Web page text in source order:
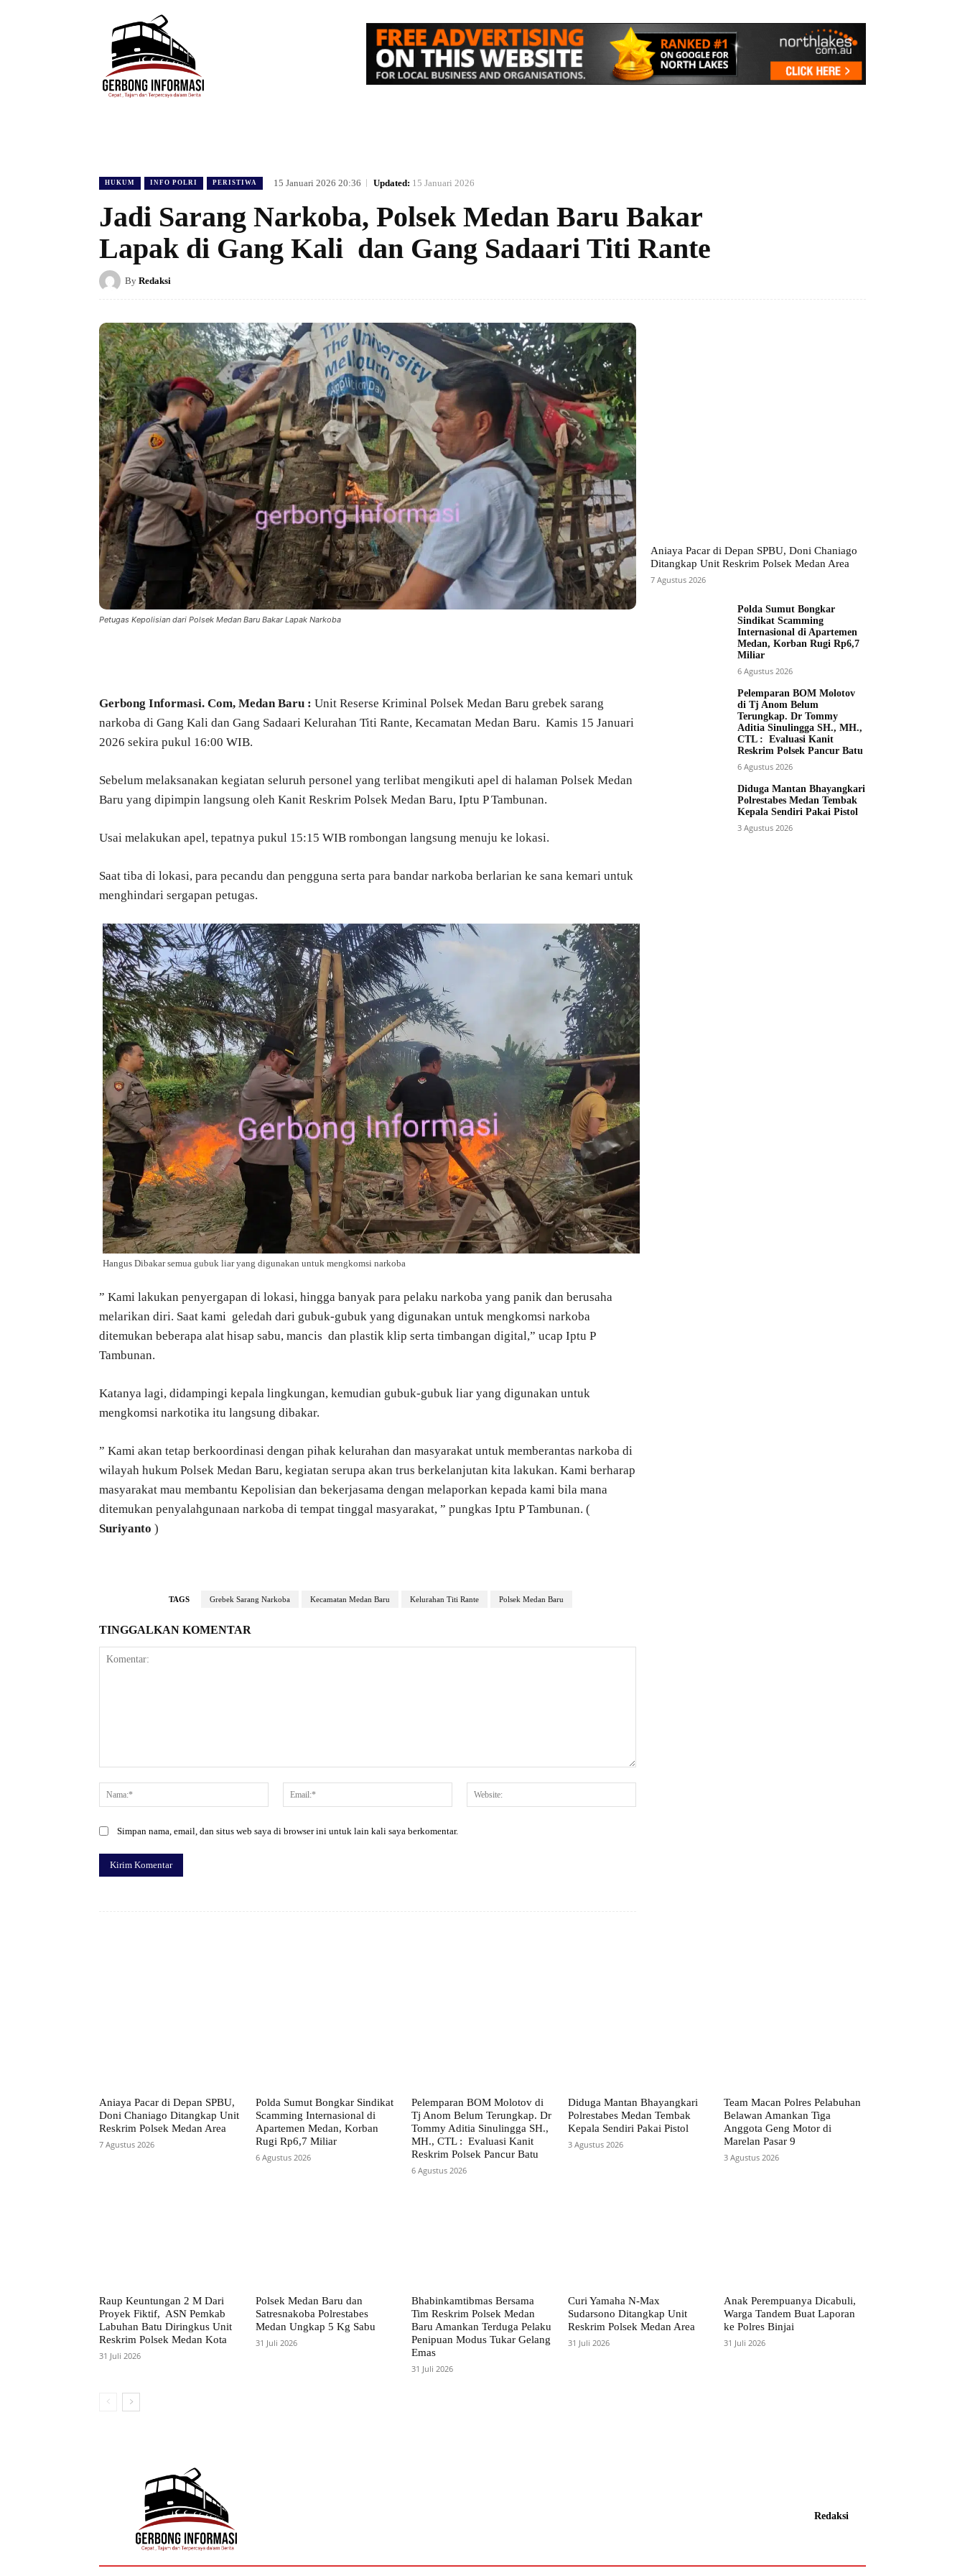
HUKUM INFO POLRI PERISTIWA 15 Januari 2026 20:36 Updated: 15 Januari 2026
Jadi Sarang Narkoba, Polsek Medan Baru Bakar
Lapak di Gang Kali dan Gang Sadaari Titi Rante
By Redaksi
Petugas Kepolisian dari Polsek Medan Baru Bakar Lapak Narkoba
Gerbong Informasi. Com, Medan Baru : Unit Reserse Kriminal Polsek Medan Baru grebek sarang
narkoba di Gang Kali dan Gang Sadaari Kelurahan Titi Rante, Kecamatan Medan Baru. Kamis 15 Januari
2026 sekira pukul 16:00 WIB.
Sebelum melaksanakan kegiatan seluruh personel yang terlibat mengikuti apel di halaman Polsek Medan
Baru yang dipimpin langsung oleh Kanit Reskrim Polsek Medan Baru, Iptu P Tambunan.
Usai melakukan apel, tepatnya pukul 15:15 WIB rombongan langsung menuju ke lokasi.
Saat tiba di lokasi, para pecandu dan pengguna serta para bandar narkoba berlarian ke sana kemari untuk
menghindari sergapan petugas.
Hangus Dibakar semua gubuk liar yang digunakan untuk mengkomsi narkoba
” Kami lakukan penyergapan di lokasi, hingga banyak para pelaku narkoba yang panik dan berusaha
melarikan diri. Saat kami geledah dari gubuk-gubuk yang digunakan untuk mengkomsi narkoba
ditemukan beberapa alat hisap sabu, mancis dan plastik klip serta timbangan digital,” ucap Iptu P
Tambunan.
Katanya lagi, didampingi kepala lingkungan, kemudian gubuk-gubuk liar yang digunakan untuk
mengkomsi narkotika itu langsung dibakar.
” Kami akan tetap berkoordinasi dengan pihak kelurahan dan masyarakat untuk memberantas narkoba di
wilayah hukum Polsek Medan Baru, kegiatan serupa akan trus berkelanjutan kita lakukan. Kami berharap
masyarakat mau membantu Kepolisian dan bekerjasama dengan melaporkan kepada kami bila mana
ditemukan penyalahgunaan narkoba di tempat tinggal masyarakat, ” pungkas Iptu P Tambunan. (
Suriyanto )
TAGS Grebek Sarang Narkoba Kecamatan Medan Baru Kelurahan Titi Rante Polsek Medan Baru
TINGGALKAN KOMENTAR
Nama:*
Email:*
Simpan nama, email, dan situs web saya di browser ini untuk lain kali saya berkomentar.
Aniaya Pacar di Depan SPBU, Doni Chaniago
Ditangkap Unit Reskrim Polsek Medan Area
7 Agustus 2026
Polda Sumut Bongkar
Sindikat Scamming
Internasional di Apartemen
Medan, Korban Rugi Rp6,7
Miliar
6 Agustus 2026
Pelemparan BOM Molotov
di Tj Anom Belum
Terungkap. Dr Tommy
Aditia Sinulingga SH., MH.,
CTL : Evaluasi Kanit
Reskrim Polsek Pancur Batu
6 Agustus 2026
Diduga Mantan Bhayangkari
Polrestabes Medan Tembak
Kepala Sendiri Pakai Pistol
3 Agustus 2026
Aniaya Pacar di Depan SPBU,
Doni Chaniago Ditangkap Unit
Reskrim Polsek Medan Area
7 Agustus 2026
Polda Sumut Bongkar Sindikat
Scamming Internasional di
Apartemen Medan, Korban
Rugi Rp6,7 Miliar
6 Agustus 2026
Pelemparan BOM Molotov di
Tj Anom Belum Terungkap. Dr
Tommy Aditia Sinulingga SH.,
MH., CTL : Evaluasi Kanit
Reskrim Polsek Pancur Batu
6 Agustus 2026
Diduga Mantan Bhayangkari
Polrestabes Medan Tembak
Kepala Sendiri Pakai Pistol
3 Agustus 2026
Team Macan Polres Pelabuhan
Belawan Amankan Tiga
Anggota Geng Motor di
Marelan Pasar 9
3 Agustus 2026
Raup Keuntungan 2 M Dari
Proyek Fiktif, ASN Pemkab
Labuhan Batu Diringkus Unit
Reskrim Polsek Medan Kota
31 Juli 2026
Polsek Medan Baru dan
Satresnakoba Polrestabes
Medan Ungkap 5 Kg Sabu
31 Juli 2026
Bhabinkamtibmas Bersama
Tim Reskrim Polsek Medan
Baru Amankan Terduga Pelaku
Penipuan Modus Tukar Gelang
Emas
31 Juli 2026
Curi Yamaha N-Max
Sudarsono Ditangkap Unit
Reskrim Polsek Medan Area
31 Juli 2026
Anak Perempuanya Dicabuli,
Warga Tandem Buat Laporan
ke Polres Binjai
31 Juli 2026
Redaksi